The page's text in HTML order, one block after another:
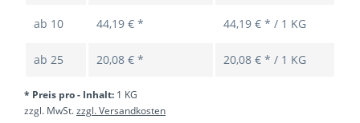
ab 10 44,19 € * 44,19 € * / 1 KG
ab 25 20,08 € * 20,08 € * / 1 KG
* Preis pro - Inhalt: 1 KG
zzgl. MwSt.zzgl. Versandkosten